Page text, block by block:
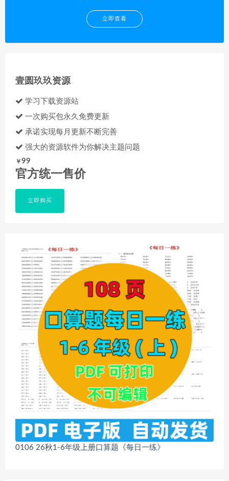
立即查看
壹圆玖玖资源
学习下载资源站
一次购买包永久免费更新
承诺实现每月更新不断完善
强大的资源软件为你解决主题问题
￥99
官方统一售价
立即购买
0106 26秋1-6年级上册口算题《每日一练》